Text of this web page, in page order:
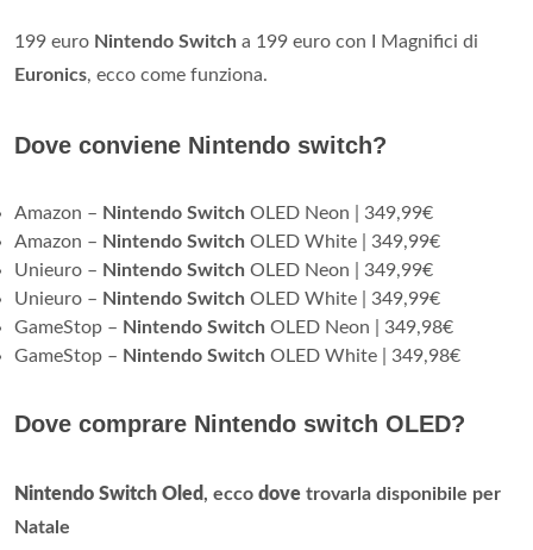
199 euro Nintendo Switch a 199 euro con I Magnifici di
Euronics, ecco come funziona.
Dove conviene Nintendo switch?
Amazon – Nintendo Switch OLED Neon | 349,99€
Amazon – Nintendo Switch OLED White | 349,99€
Unieuro – Nintendo Switch OLED Neon | 349,99€
Unieuro – Nintendo Switch OLED White | 349,99€
GameStop – Nintendo Switch OLED Neon | 349,98€
GameStop – Nintendo Switch OLED White | 349,98€
Dove comprare Nintendo switch OLED?
Nintendo Switch Oled, ecco dove trovarla disponibile per
Natale